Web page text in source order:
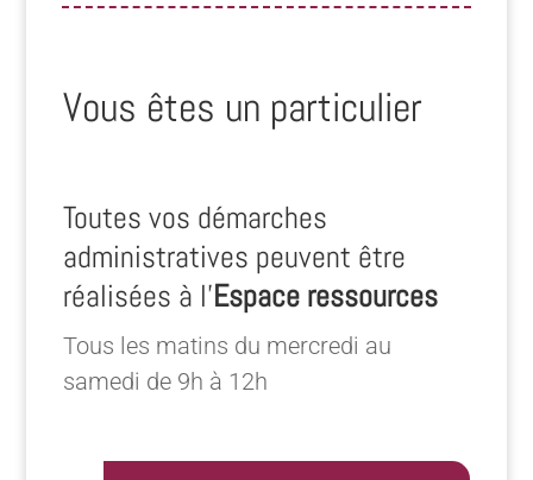
Vous êtes un particulier
Toutes vos démarches
administratives peuvent être
réalisées à l’Espace ressources
Tous les matins du mercredi au
samedi de 9h à 12h